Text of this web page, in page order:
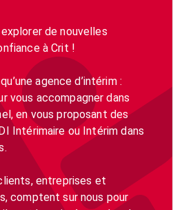
de nouvelles
à Crit !
agence d’intérim :
vous accompagner dans
en vous proposant des
Intérimaire ou Intérim dans
entreprises et
comptent sur nous pour